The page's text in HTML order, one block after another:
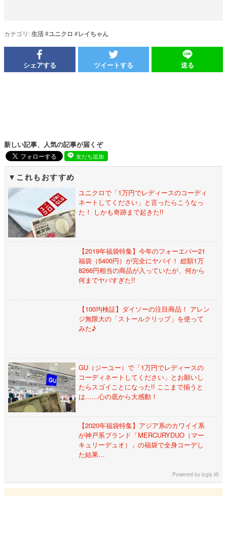
カテゴリ:生活#ユニクロ #レイちゃん
シェアする ツイートする 送る
新しい記事、人気の記事が届くぞ
友だち追加
これもおすすめ
ユニクロで「1万円でレディースのコーディ
ネートしてください」と言ったらこうなっ
た！ しかも奇跡まで起きた!!
【2019年福袋特集】今年のフォーエバー21
福袋（5400円）が完全にヤバイ！ 総額1万
8266円相当の商品が入っていたが、何から
何までヤバすぎた!!
【100均検証】ダイソーの注目商品！ アレン
ジ無限大の「ストールクリップ」を使って
みた♪
GU（ジーユー）で「1万円でレディースの
コーディネートしてください」とお願いし
たらスゴイことになった!! ここまで揃うと
は……心の底から大感動！
【2020年福袋特集】アジア系のカワイイ系
が神戸系ブランド「MERCURYDUO（マー
キュリーデュオ）」の福袋で全身コーデし
た結果…
Powered bylogly lift